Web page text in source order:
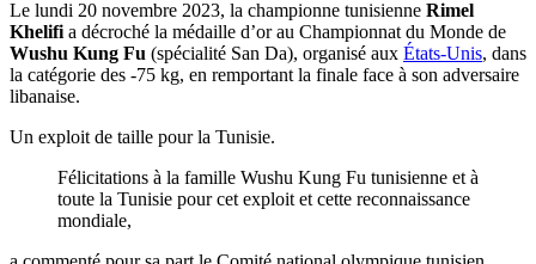
Le lundi 20 novembre 2023, la championne tunisienne Rimel
Khelifi a décroché la médaille d’or au Championnat du Monde de
Wushu Kung Fu (spécialité San Da), organisé aux États-Unis, dans
la catégorie des -75 kg, en remportant la finale face à son adversaire
libanaise.
Un exploit de taille pour la Tunisie.
Félicitations à la famille Wushu Kung Fu tunisienne et à
toute la Tunisie pour cet exploit et cette reconnaissance
mondiale,